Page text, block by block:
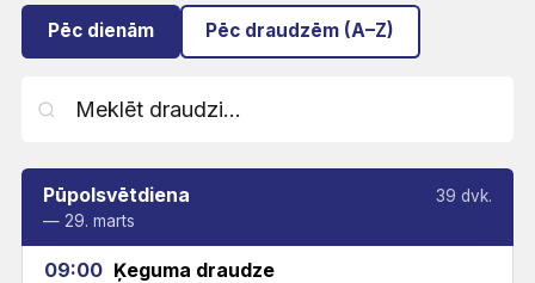
Pēc dienām Pēc draudzēm (A–Z)
Pūpolsvētdiena
— 29. marts
39 dvk.
09:00 Ķeguma draudze